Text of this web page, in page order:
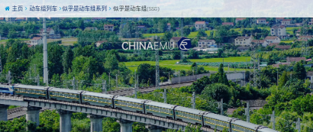
主页 动车组列车 似乎是动车组系列 似乎是动车组(SS8)